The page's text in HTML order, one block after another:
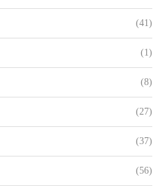
(41)
(1)
(8)
(27)
(37)
(56)